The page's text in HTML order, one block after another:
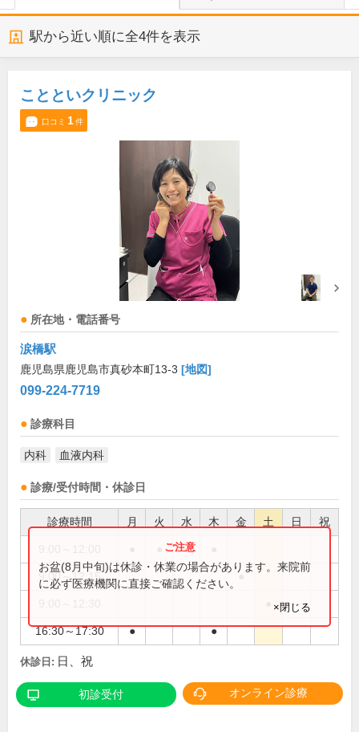
駅から近い順に全4件を表示
ことといクリニック
口コミ 1件
所在地・電話番号
涙橋駅
鹿児島県鹿児島市真砂本町13-3 [地図]
099-224-7719
診療科目
内科 血液内科
診療/受付時間・休診日
診療時間 月 火 水 木 金 土 日 祝
●
9:00～12:15 ●
16:30～17:30 ● ●
お盆(8月中旬)は休診・休業の場合があります。来院前
に必ず医療機関に直接ご確認ください。
×閉じる
休診日: 日、祝
初診受付 オンライン診療